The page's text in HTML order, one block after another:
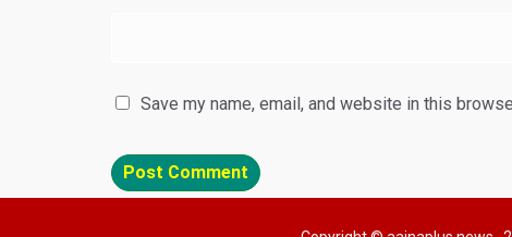
Save my name, email, and website in this